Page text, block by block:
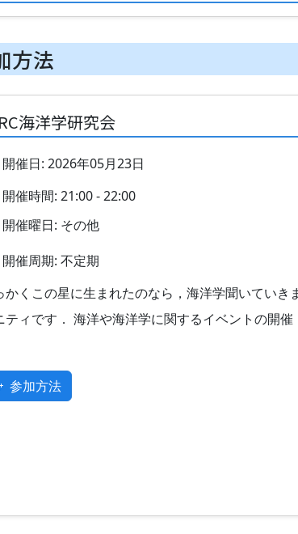
方法
海洋学研究会
開催日: 2026年05月23日
開催時間: 21:00 - 22:00
開催曜日: その他
開催周期: 不定期
かくこの星に生まれたのなら，海洋学聞いていき
ティです． 海洋や海洋学に関するイベントの開
参加方法